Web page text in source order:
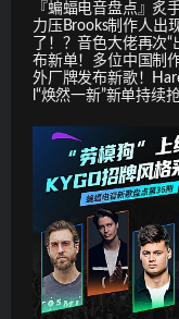
『蝙蝠电音盘点』炙
力压Brooks制作人出
了！？音色大佬再次“
布新单！多位中国制
外厂牌发布新歌！
l“焕然一新”新单持续抢